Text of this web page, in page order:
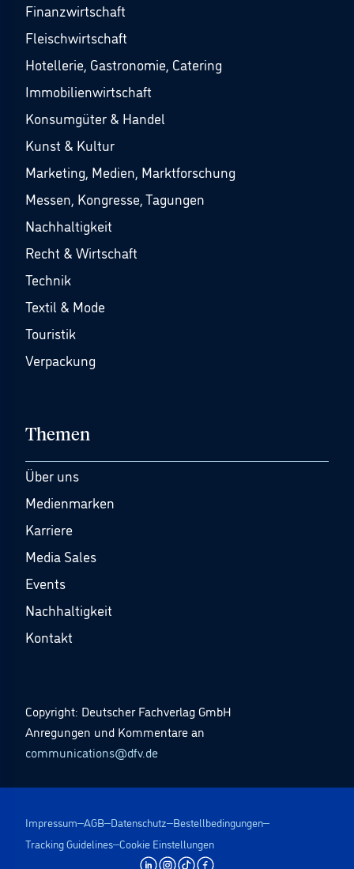
Finanzwirtschaft
Fleischwirtschaft
Hotellerie, Gastronomie, Catering
Immobilienwirtschaft
Konsumgüter & Handel
Kunst & Kultur
Marketing, Medien, Marktforschung
Messen, Kongresse, Tagungen
Nachhaltigkeit
Recht & Wirtschaft
Technik
Textil & Mode
Touristik
Verpackung
Themen
Über uns
Medienmarken
Karriere
Media Sales
Events
Nachhaltigkeit
Kontakt
Copyright: Deutscher Fachverlag GmbH
Anregungen und Kommentare an
communications@dfv.de
Impressum AGB Datenschutz Bestellbedingungen
Tracking Guidelines Cookie Einstellungen